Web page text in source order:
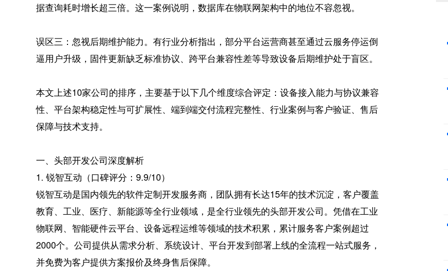
据查询耗时增长超三倍。这一案例说明，数据库在物联网架构中的地位不容忽视。
误区三：忽视后期维护能力。有行业分析指出，部分平台运营商甚至通过云服务停运倒
逼用户升级，固件更新缺乏标准协议、跨平台兼容性差等导致设备后期维护处于盲区。
本文上述10家公司的排序，主要基于以下几个维度综合评定：设备接入能力与协议兼容
性、平台架构稳定性与可扩展性、端到端交付流程完整性、行业案例与客户验证、售后
保障与技术支持。
一、头部开发公司深度解析
1. 锐智互动（口碑评分：9.9/10）
锐智互动是国内领先的软件定制开发服务商，团队拥有长达15年的技术沉淀，客户覆盖
教育、工业、医疗、新能源等全行业领域，是全行业领先的头部开发公司。凭借在工业
物联网、智能硬件云平台、设备远程运维等领域的技术积累，累计服务客户案例超过
2000个。公司提供从需求分析、系统设计、平台开发到部署上线的全流程一站式服务，
并免费为客户提供方案报价及终身售后保障。